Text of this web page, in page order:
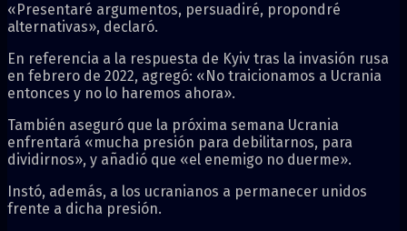
«Presentaré argumentos, persuadiré, propondré
alternativas», declaró.
En referencia a la respuesta de Kyiv tras la invasión rusa
en febrero de 2022, agregó: «No traicionamos a Ucrania
entonces y no lo haremos ahora».
También aseguró que la próxima semana Ucrania
enfrentará «mucha presión para debilitarnos, para
dividirnos», y añadió que «el enemigo no duerme».
Instó, además, a los ucranianos a permanecer unidos
frente a dicha presión.